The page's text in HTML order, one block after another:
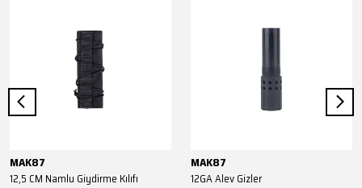
MAK87
12,5 CM Namlu Giydirme Kılıfı
MAK87
12GA Alev Gizler